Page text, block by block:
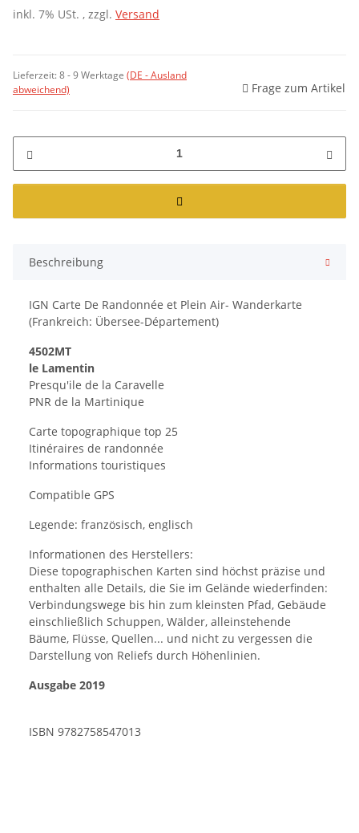
inkl. 7% USt. , zzgl. Versand
Lieferzeit:8 - 9 Werktage (DE - Ausland
abweichend)
Frage zum Artikel
Beschreibung
IGN Carte De Randonnée et Plein Air- Wanderkarte
(Frankreich: Übersee-Département)
4502MT
le Lamentin
Presqu'ile de la Caravelle
PNR de la Martinique
Carte topographique top 25
Itinéraires de randonnée
Informations touristiques
Compatible GPS
Legende: französisch, englisch
Informationen des Herstellers:
Diese topographischen Karten sind höchst präzise und
enthalten alle Details, die Sie im Gelände wiederfinden:
Verbindungswege bis hin zum kleinsten Pfad, Gebäude
einschließlich Schuppen, Wälder, alleinstehende
Bäume, Flüsse, Quellen... und nicht zu vergessen die
Darstellung von Reliefs durch Höhenlinien.
Ausgabe 2019
ISBN 9782758547013